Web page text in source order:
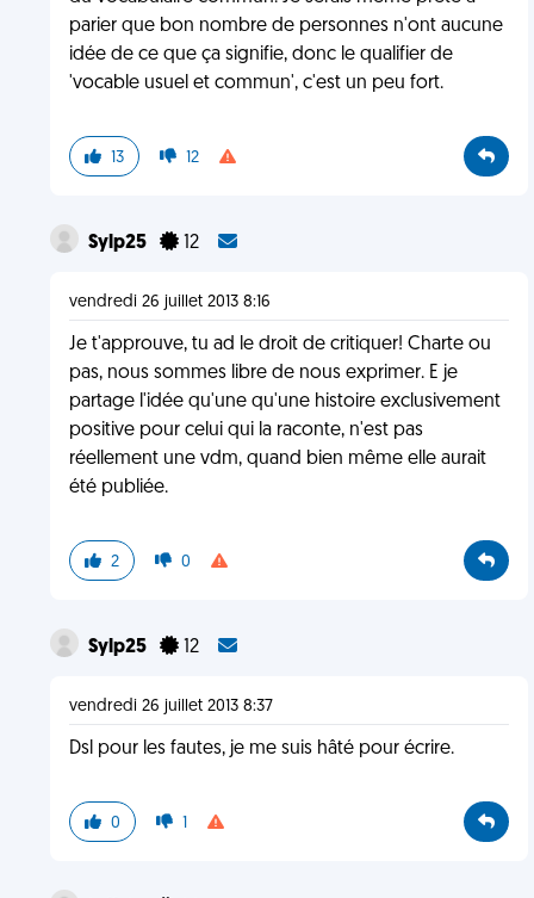
parier que bon nombre de personnes n'ont aucune
idée de ce que ça signifie, donc le qualifier de
'vocable usuel et commun', c'est un peu fort.
13 12
Sylp25 12
vendredi 26 juillet 2013 8:16
Je t'approuve, tu ad le droit de critiquer! Charte ou
pas, nous sommes libre de nous exprimer. E je
partage l'idée qu'une qu'une histoire exclusivement
positive pour celui qui la raconte, n'est pas
réellement une vdm, quand bien même elle aurait
été publiée.
2 0
Sylp25 12
vendredi 26 juillet 2013 8:37
Dsl pour les fautes, je me suis hâté pour écrire.
0 1